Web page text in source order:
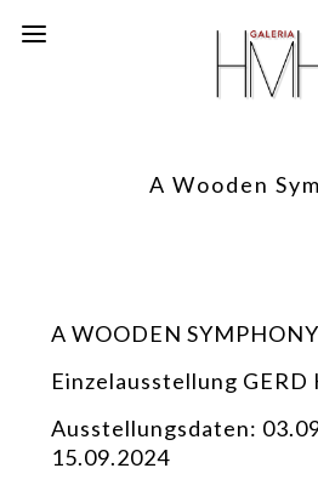
A Wooden
A WOODEN SYMPHONY
Einzelausstellung GERD
Ausstellungsdaten:
15.09.2024